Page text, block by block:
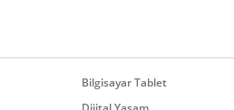
Bilgisayar Tablet